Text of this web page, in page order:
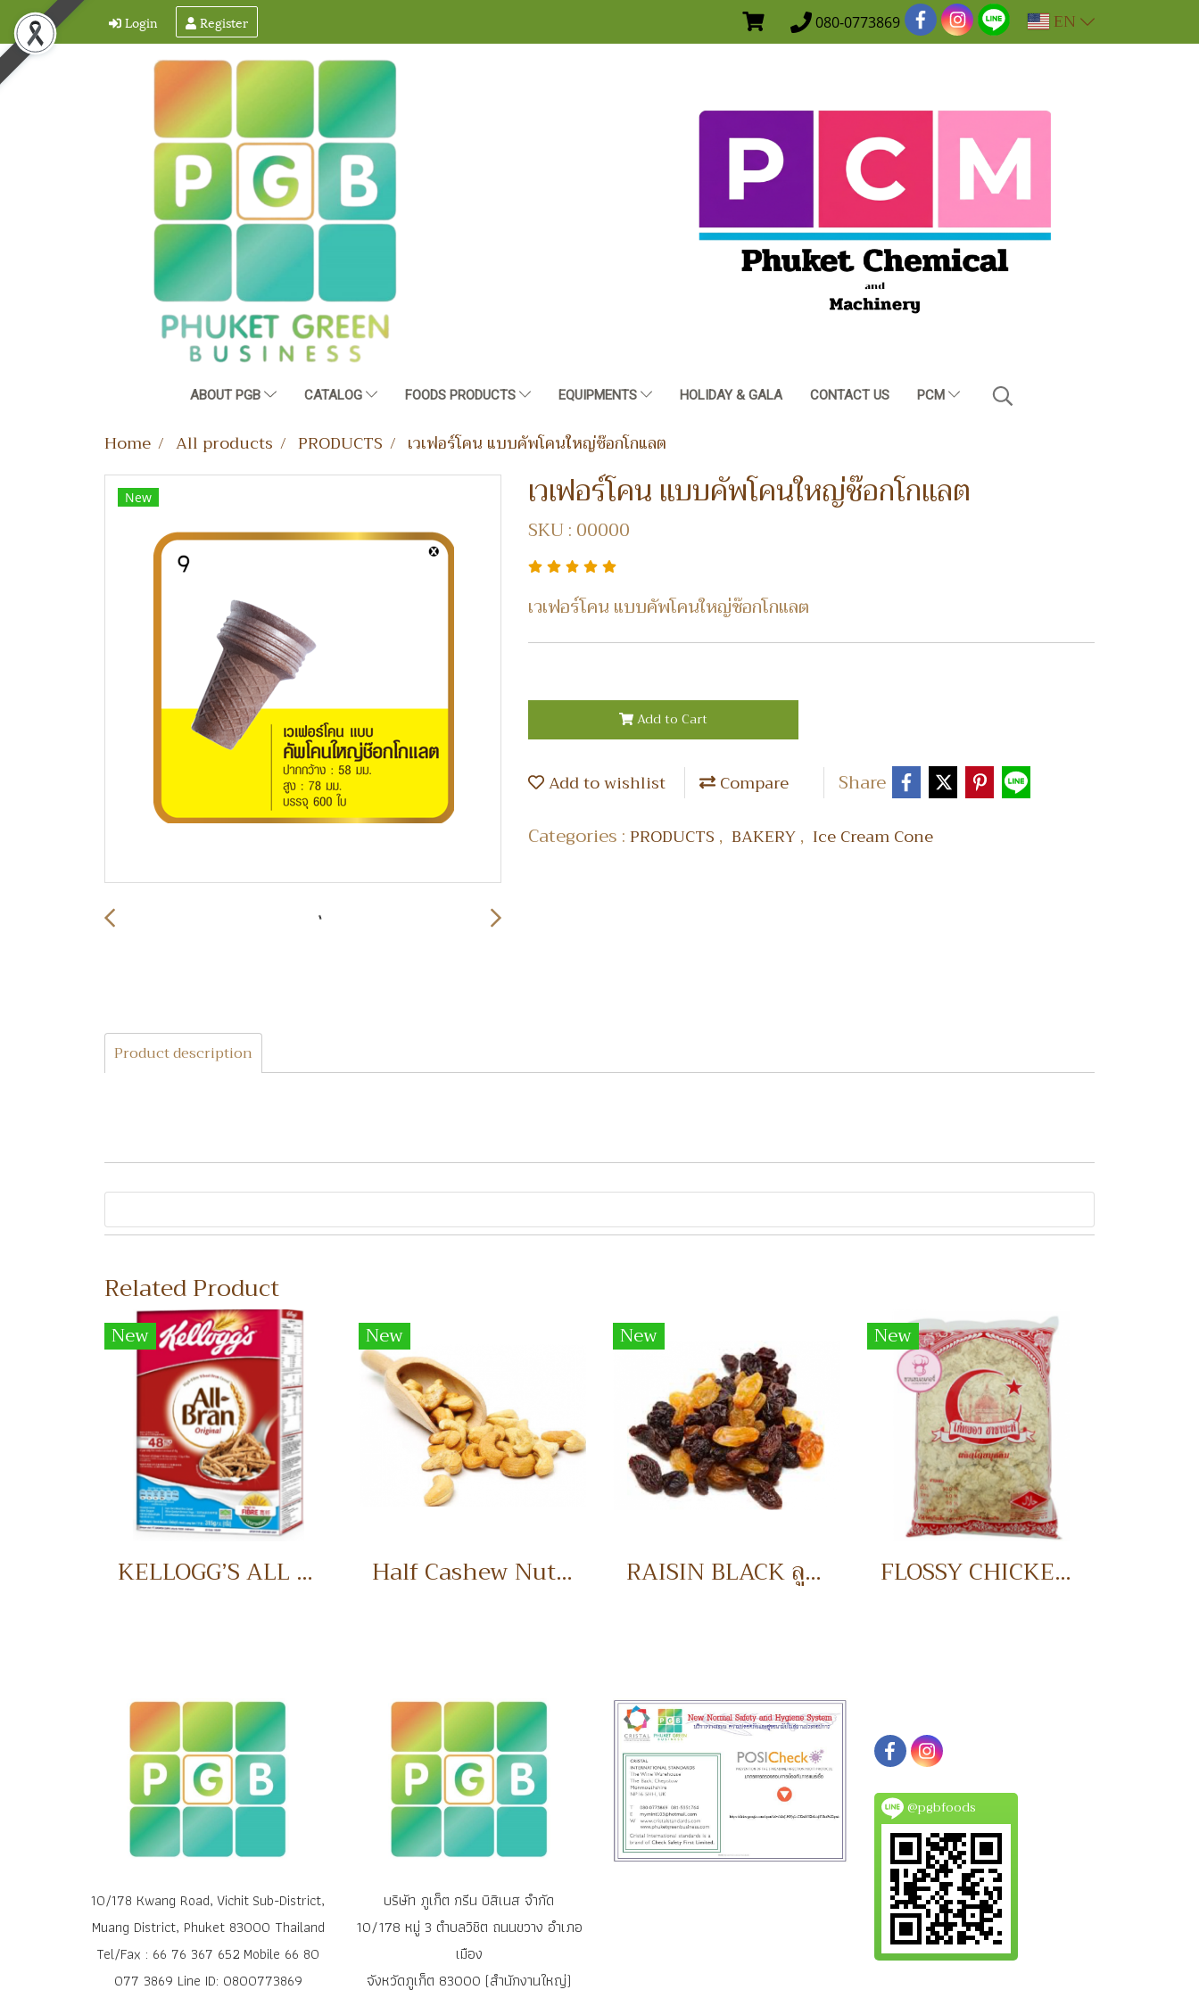
Login Register 080-0773869 EN
ABOUT PGB CATALOG FOODS PRODUCTS EQUIPMENTS HOLIDAY & GALA CONTACT US PCM
Home All products PRODUCTS เวเฟอร์โคน แบบคัพโคนใหญ่ช๊อกโกแลต
New เวเฟอร์โคน แบบคัพโคนใหญ่ช๊อกโกแลต
SKU : 00000
เวเฟอร์โคน แบบคัพโคนใหญ่ช๊อกโกแลต
Add to Cart
Add to wishlist Compare
Share
Categories :PRODUCTS , BAKERY, Ice Cream Cone
Product description
Related Product
New
KELLOGG’S ALL BRAN อาหารเช้า
New
Half Cashew Nuts เม็ดมะม่วงหิมพานต์แบ่งครึ่ง
New
RAISIN BLACK ลูกเกดดำ
New
FLOSSY CHICKEN 1 KG. ไก่หยอง
10/178 Kwang Road, Vichit Sub-District,
Muang District, Phuket 83000 Thailand
Tel/Fax : 66 76 367 652 Mobile 66 80
077 3869 Line ID: 0800773869
บริษัท ภูเก็ต กรีน บิสิเนส จำกัด
10/178 หมู่ 3 ตำบลวิชิต ถนนขวาง อำเภอ
เมือง
จังหวัดภูเก็ต 83000 (สำนักงานใหญ่)
@pgbfoods